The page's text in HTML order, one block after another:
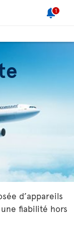
1
d’appareils
fiabilité hors